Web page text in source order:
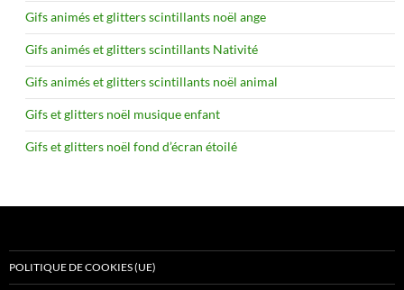
Gifs animés et glitters scintillants noël ange
Gifs animés et glitters scintillants Nativité
Gifs animés et glitters scintillants noël animal
Gifs et glitters noël musique enfant
Gifs et glitters noël fond d’écran étoilé
POLITIQUE DE COOKIES (UE)